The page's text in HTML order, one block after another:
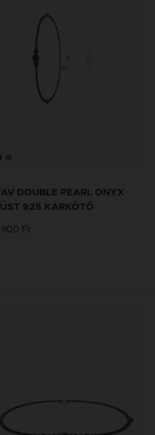
DOUBLE PEARL ONYX
925 KARKÖTŐ
Ft